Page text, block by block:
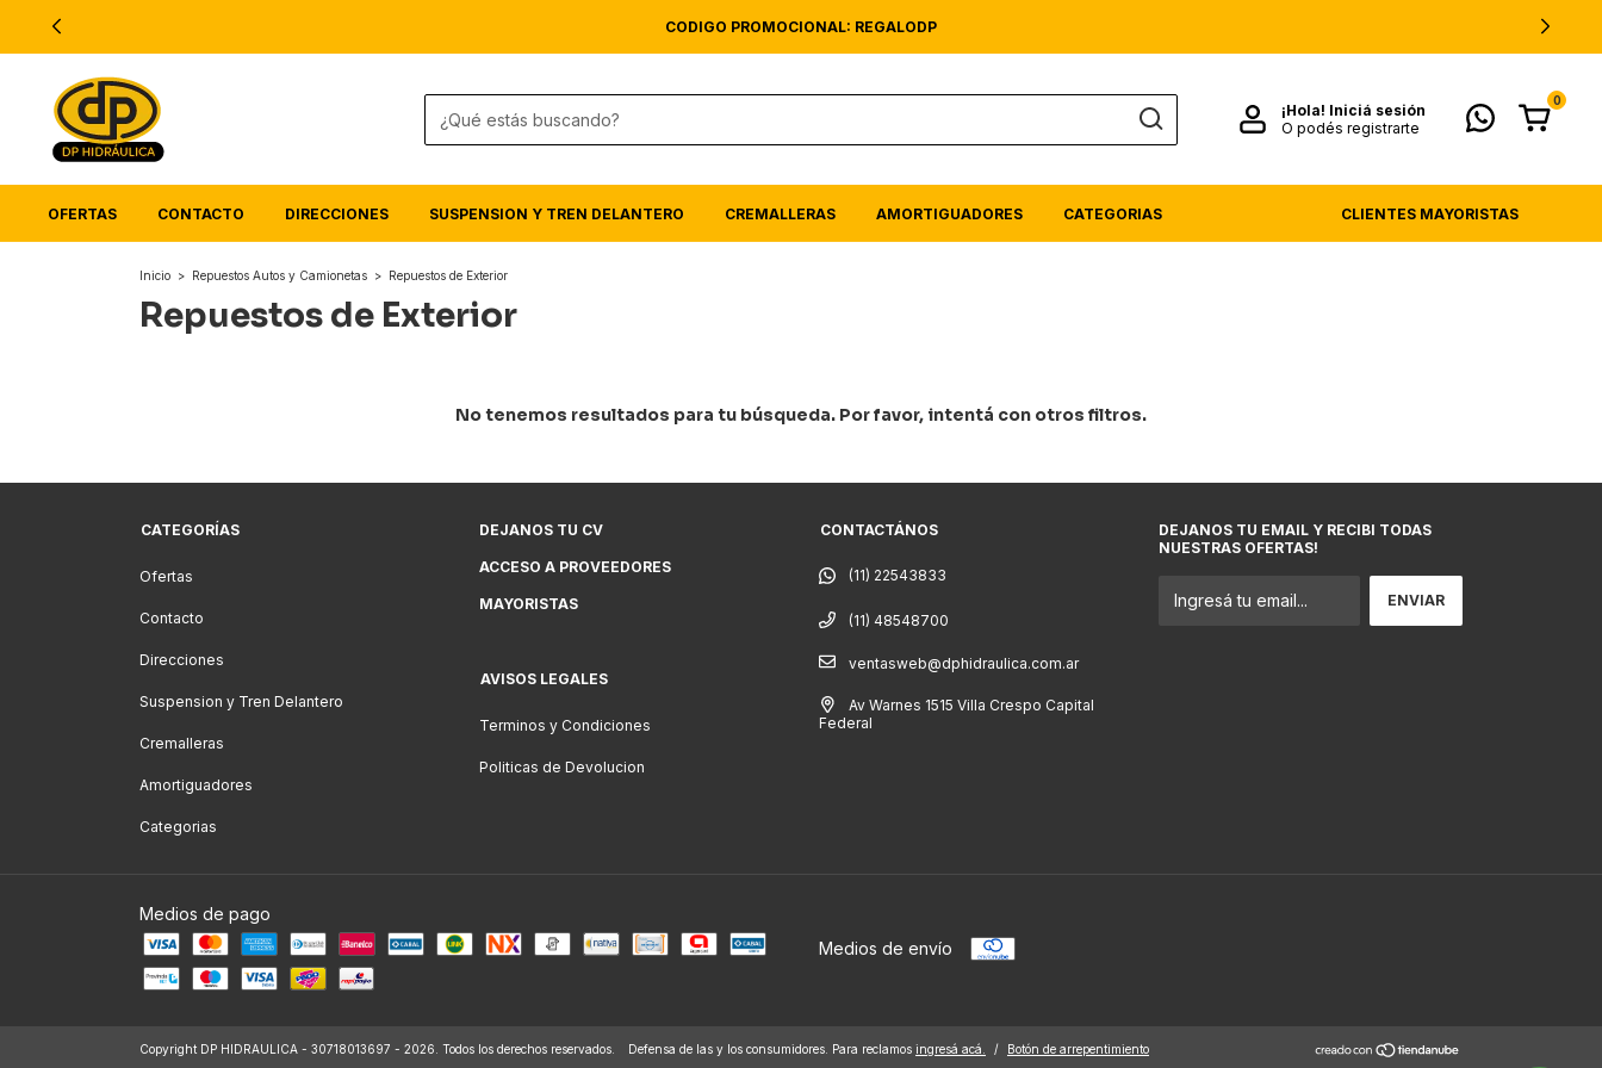
CODIGO PROMOCIONAL: REGALODP
¡Hola! Iniciá sesión
O podés registrarte
0
OFERTAS CONTACTO DIRECCIONES SUSPENSION Y TREN DELANTERO CREMALLERAS AMORTIGUADORES CATEGORIAS CLIENTES MAYORISTAS
Inicio > Repuestos Autos y Camionetas > Repuestos de Exterior
Repuestos de Exterior
No tenemos resultados para tu búsqueda. Por favor, intentá con otros filtros.
CATEGORÍAS
Ofertas
Contacto
Direcciones
Suspension y Tren Delantero
Cremalleras
Amortiguadores
Categorias
DEJANOS TU CV
ACCESO A PROVEEDORES
MAYORISTAS
AVISOS LEGALES
Terminos y Condiciones
Politicas de Devolucion
CONTACTÁNOS
(11) 48548700
ventasweb@dphidraulica.com.ar
Av Warnes 1515 Villa Crespo Capital
Federal
DEJANOS TU EMAIL Y RECIBI TODAS
NUESTRAS OFERTAS!
Medios de pago
Medios de envío
Copyright DP HIDRAULICA - 30718013697 - 2026. Todos los derechos reservados. Defensa de las y los consumidores. Para reclamos ingresá acá. / Botón de arrepentimiento